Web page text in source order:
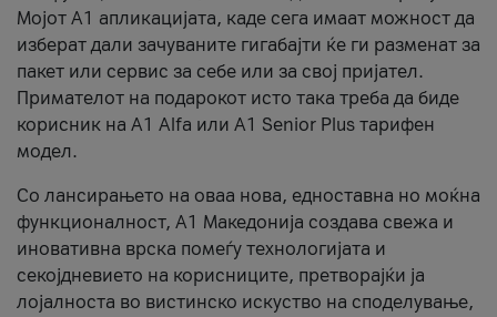
Мојот А1 апликацијата, каде сега имаат можност да
изберат дали зачуваните гигабајти ќе ги разменат за
пакет или сервис за себе или за свој пријател.
Примателот на подарокот исто така треба да биде
корисник на А1 Alfa или A1 Senior Plus тарифен
модел.
Со лансирањето на оваа нова, едноставна но моќна
функционалност, А1 Македонија создава свежа и
иновативна врска помеѓу технологијата и
секојдневието на корисниците, претворајќи ја
лојалноста во вистинско искуство на споделување,